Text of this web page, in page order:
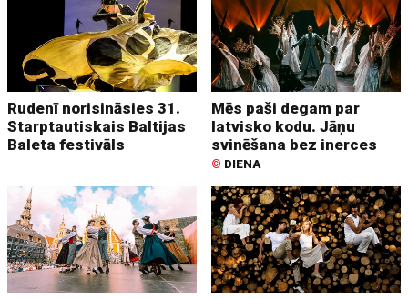
Rudenī norisināsies 31.
Starptautiskais Baltijas
Baleta festivāls
Mēs paši degam par
latvisko kodu. Jāņu
svinēšana bez inerces
© DIENA